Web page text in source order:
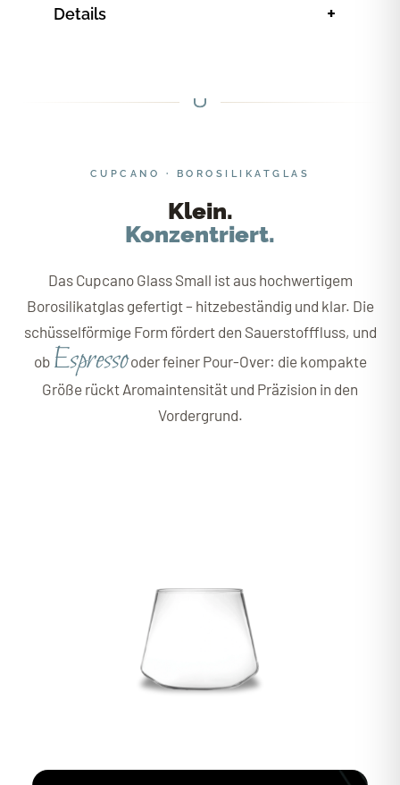
Details +
CUPCANO · BOROSILIKATGLAS
Klein.
Konzentriert.
Das Cupcano Glass Small ist aus hochwertigem
Borosilikatglas gefertigt – hitzebeständig und klar. Die
schüsselförmige Form fördert den Sauerstofffluss, und
ob Espressooder feiner Pour-Over: die kompakte
Größe rückt Aromaintensität und Präzision in den
Vordergrund.